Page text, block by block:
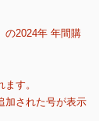
の2024年 年間購
す。
加された号が表示